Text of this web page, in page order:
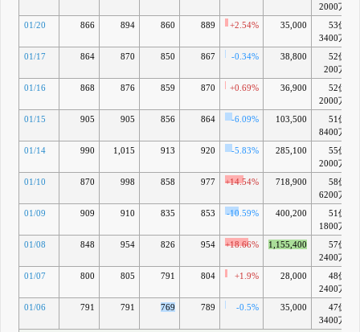
2000万
01/20
866 894 860 889 +2.54% 35,000
53億
3400万
01/17
864 870 850 867 -0.34% 38,800
52億
200万
01/16
868 876 859 870 +0.69% 36,900
52億
2000万
01/15
905 905 856 864 -6.09% 103,500
51億
8400万
01/14
990 1,015 913 920 -5.83% 285,100
55億
2000万
01/10 870 998 858 977 +14.54% 718,900
58億
6200万
01/09 909 910 835 853 -10.59% 400,200
51億
1800万
01/08
848 954 826 954 +18.66% 1,155,400
57億
2400万
01/07 800 805 791 804 +1.9% 28,000
48億
2400万
01/06
791 791 769 789 -0.5% 35,000
47億
3400万